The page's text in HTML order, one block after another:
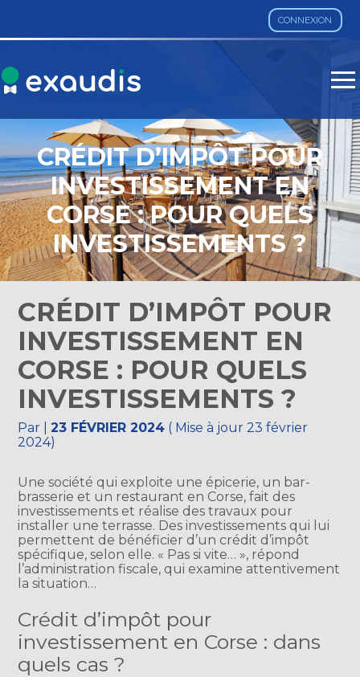
CONNEXION
Aller
CRÉDIT D’IMPÔT POUR
INVESTISSEMENT EN
CORSE : POUR QUELS
INVESTISSEMENTS ?
CRÉDIT D’IMPÔT POUR
INVESTISSEMENT EN
CORSE : POUR QUELS
INVESTISSEMENTS ?
Par |23 FÉVRIER 2024 ( Mise à jour 23 février
2024)
Une société qui exploite une épicerie, un bar-
brasserie et un restaurant en Corse, fait des
investissements et réalise des travaux pour
installer une terrasse. Des investissements qui lui
permettent de bénéficier d’un crédit d’impôt
spécifique, selon elle. « Pas si vite… », répond
l’administration fiscale, qui examine attentivement
la situation…
Crédit d’impôt pour
investissement en Corse : dans
quels cas ?